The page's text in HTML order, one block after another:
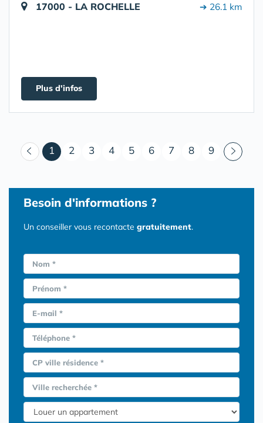
17000 - LA ROCHELLE ➔ 26.1 km
Plus d'infos
1 (courant)
2 3 4 5 6 7 8 9
Besoin d'informations ?
Un conseiller vous recontacte gratuitement.
Nom *
Prénom *
E-mail *
Téléphone *
CP ville résidence *
Ville recherchée *